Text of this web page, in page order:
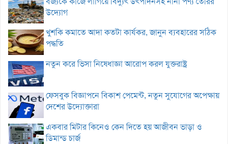
উদ্যোগ
খুশকি কমাতে আদা কতটা কার্যকর, জানুন ব্যবহারের সঠিক
পদ্ধতি
নতুন করে ভিসা নিষেধাজ্ঞা আরোপ করল যুক্তরাষ্ট্র
ফেসবুক বিজ্ঞাপনে বিকাশ পেমেন্ট, নতুন সুযোগের অপেক্ষায়
দেশের উদ্যোক্তারা
একবার মিটার কিনেও কেন দিতে হয় আজীবন ভাড়া ও
ডিমান্ড চার্জ